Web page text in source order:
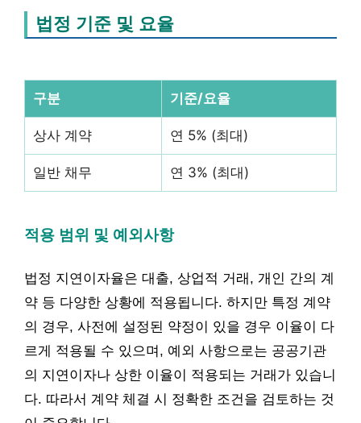
법정 기준 및 요율
구분 기준/요율
상사 계약 연 5% (최대)
일반 채무 연 3% (최대)
적용 범위 및 예외사항
법정 지연이자율은 대출, 상업적 거래, 개인 간의 계
약 등 다양한 상황에 적용됩니다. 하지만 특정 계약
의 경우, 사전에 설정된 약정이 있을 경우 이율이 다
르게 적용될 수 있으며, 예외 사항으로는 공공기관
의 지연이자나 상한 이율이 적용되는 거래가 있습니
다. 따라서 계약 체결 시 정확한 조건을 검토하는 것